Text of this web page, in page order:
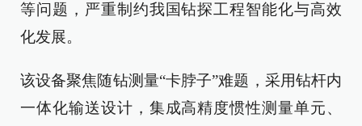
等问题，严重制约我国钻探工程智能化与高效
化发展。
该设备聚焦随钻测量“卡脖子”难题，采用钻杆内
一体化输送设计，集成高精度惯性测量单元、